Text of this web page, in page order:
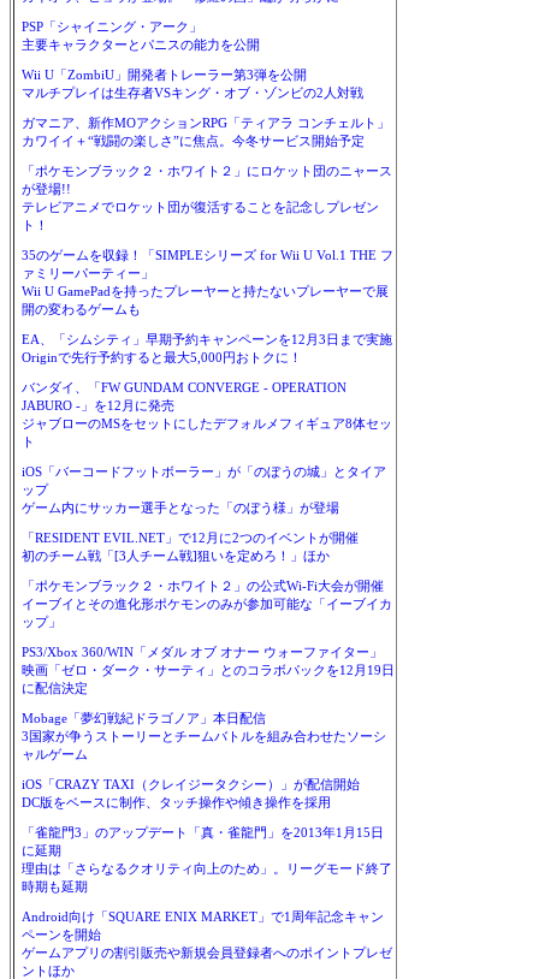
PSP「シャイニング・アーク」
主要キャラクターとパニスの能力を公開
Wii U「ZombiU」開発者トレーラー第3弾を公開
マルチプレイは生存者VSキング・オブ・ゾンビの2人対戦
ガマニア、新作MOアクションRPG「ティアラ コンチェルト」
カワイイ＋“戦闘の楽しさ”に焦点。今冬サービス開始予定
「ポケモンブラック２・ホワイト２」にロケット団のニャース
が登場!!
テレビアニメでロケット団が復活することを記念しプレゼン
ト！
35のゲームを収録！「SIMPLEシリーズ for Wii U Vol.1 THE フ
ァミリーパーティー」
Wii U GamePadを持ったプレーヤーと持たないプレーヤーで展
開の変わるゲームも
EA、「シムシティ」早期予約キャンペーンを12月3日まで実施
Originで先行予約すると最大5,000円おトクに！
バンダイ、「FW GUNDAM CONVERGE - OPERATION
JABURO -」を12月に発売
ジャブローのMSをセットにしたデフォルメフィギュア8体セッ
ト
iOS「バーコードフットボーラー」が「のぼうの城」とタイア
ップ
ゲーム内にサッカー選手となった「のぼう様」が登場
「RESIDENT EVIL.NET」で12月に2つのイベントが開催
初のチーム戦「[3人チーム戦]狙いを定めろ！」ほか
「ポケモンブラック２・ホワイト２」の公式Wi-Fi大会が開催
イーブイとその進化形ポケモンのみが参加可能な「イーブイカ
ップ」
PS3/Xbox 360/WIN「メダル オブ オナー ウォーファイター」
映画「ゼロ・ダーク・サーティ」とのコラボパックを12月19日
に配信決定
Mobage「夢幻戦紀ドラゴノア」本日配信
3国家が争うストーリーとチームバトルを組み合わせたソーシ
ャルゲーム
iOS「CRAZY TAXI（クレイジータクシー）」が配信開始
DC版をベースに制作、タッチ操作や傾き操作を採用
「雀龍門3」のアップデート「真・雀龍門」を2013年1月15日
に延期
理由は「さらなるクオリティ向上のため」。リーグモード終了
時期も延期
Android向け「SQUARE ENIX MARKET」で1周年記念キャン
ペーンを開始
ゲームアプリの割引販売や新規会員登録者へのポイントプレゼ
ントほか